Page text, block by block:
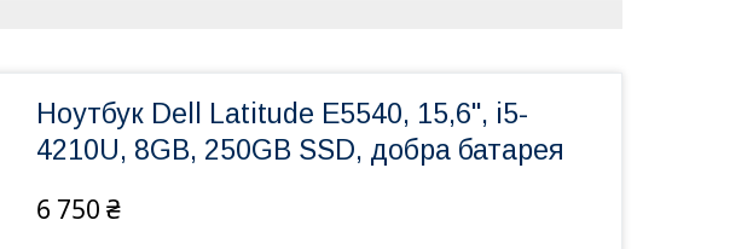
Ноутбук Dell Latitude E5540, 15,6'', i5-
4210U, 8GB, 250GB SSD, добра батарея
6 750 ₴